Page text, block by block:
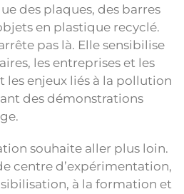
des plaques, des barres
en plastique recyclé.
pas là. Elle sensibilise
les entreprises et les
les enjeux liés à la pollution
des démonstrations
souhaite aller plus loin.
centre d’expérimentation,
à la formation et